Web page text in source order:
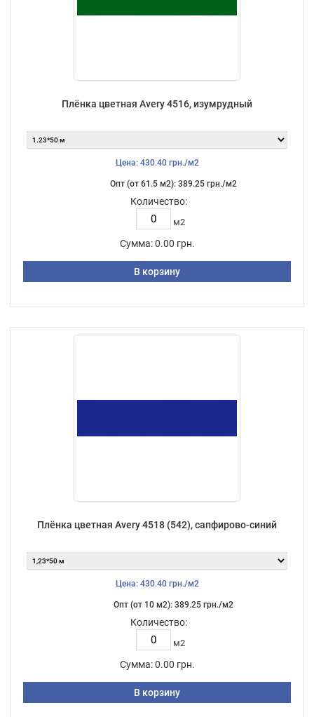
Плёнка цветная Avery 4516, изумрудный
Цена: 430.40 грн./м2
Опт (от 61.5 м2): 389.25 грн./м2
Количество:
м2
Сумма: 0.00 грн.
В корзину
Плёнка цветная Avery 4518 (542), сапфирово-синий
Цена: 430.40 грн./м2
Опт (от 10 м2): 389.25 грн./м2
Количество:
м2
Сумма: 0.00 грн.
В корзину